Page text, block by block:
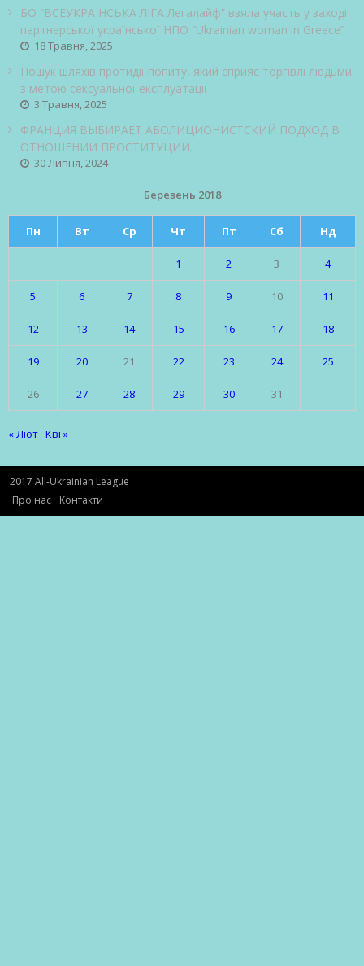
БО “ВСЕУКРАЇНСЬКА ЛІГА Легалайф” взяла участь у заході
партнерської української НПО “Ukrainian woman in Greece”
18 Травня, 2025
Пошук шляхів протидії попиту, який сприяє торгівлі людьми
з метою сексуальної експлуатації
3 Травня, 2025
ФРАНЦИЯ ВЫБИРАЕТ АБОЛИЦИОНИСТСКИЙ ПОДХОД В
ОТНОШЕНИИ ПРОСТИТУЦИИ.
30 Липня, 2024
Березень 2018
Пн Вт Ср Чт Пт Сб Нд
1 2 3 4
5 6 7 8 9 10 11
12 13 14 15 16 17 18
19 20 21 22 23 24 25
26 27 28 29 30 31
« Лют Кві »
2017 All-Ukrainian League
Про нас
Контакти